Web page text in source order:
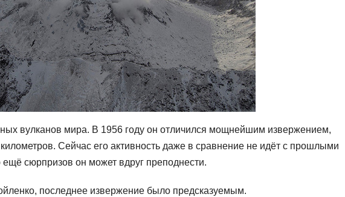
вулканов мира. В 1956 году он отличился мощнейшим извержением,
Сейчас его активность даже в сравнение не идёт с прошлыми
ещё сюрпризов он может вдруг преподнести.
последнее извержение было предсказуемым.